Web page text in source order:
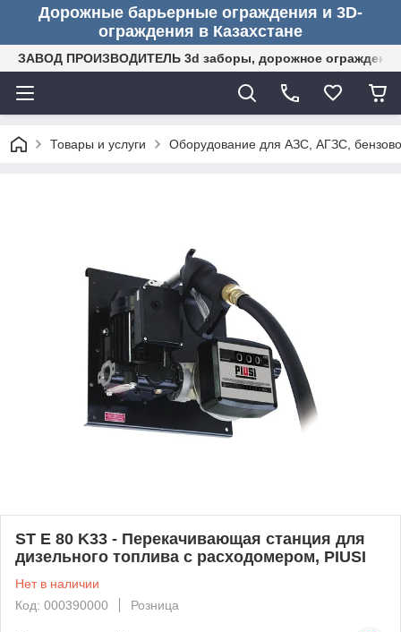
Дорожные барьерные ограждения и 3D-
ограждения в Казахстане
ЗАВОД ПРОИЗВОДИТЕЛЬ 3d заборы, дорожное ограждение
Товары и услуги Оборудование для АЗС, АГЗС,
ST E 80 K33 - Перекачивающая станция для
дизельного топлива с расходомером, PIUSI
Нет в наличии
Код: 000390000
Розница